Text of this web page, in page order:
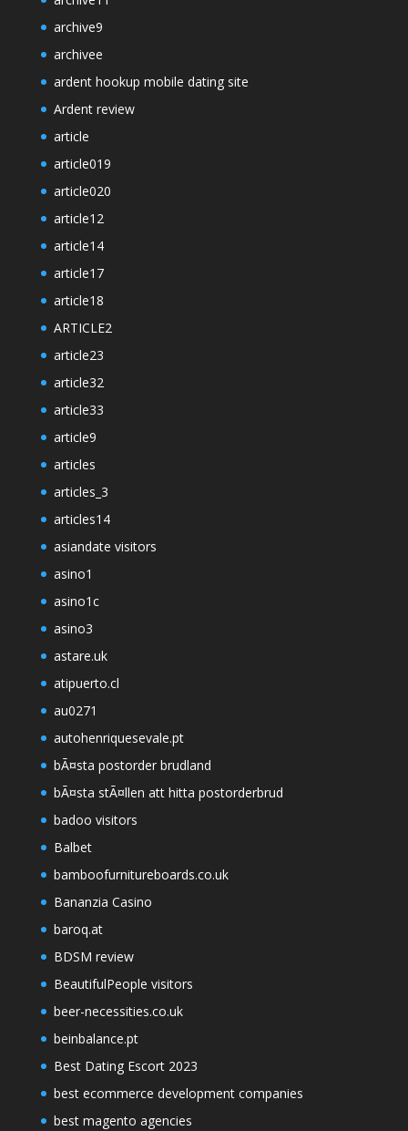
archive9
archivee
ardent hookup mobile dating site
Ardent review
article
article019
article020
article12
article14
article17
article18
ARTICLE2
article23
article32
article33
article9
articles
articles_3
articles14
asiandate visitors
asino1
asino1c
asino3
astare.uk
atipuerto.cl
au0271
autohenriquesevale.pt
bÃ¤sta postorder brudland
bÃ¤sta stÃ¤llen att hitta postorderbrud
badoo visitors
Balbet
bamboofurnitureboards.co.uk
Bananzia Casino
baroq.at
BDSM review
BeautifulPeople visitors
beer-necessities.co.uk
beinbalance.pt
Best Dating Escort 2023
best ecommerce development companies
best magento agencies